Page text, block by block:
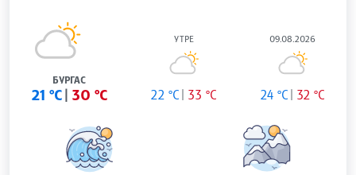
БУРГАС
21 °C 30 °C
УТРЕ
22 °C 33 °C
09.08.2026
24 °C 32 °C